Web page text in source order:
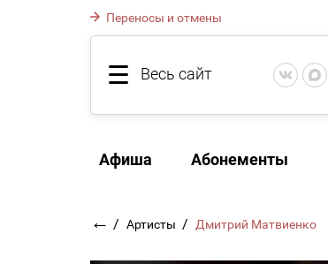
Переносы и отмены
Весь сайт
Афиша Абонементы
← / Артисты / Дмитрий Матвиенко